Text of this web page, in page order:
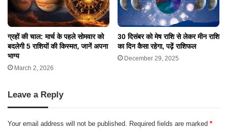
ग्रहों की चाल: मार्च के पहले सोमवार को
बदलेगी 5 राशियों की किस्मत, जानें अपना
भाग्य
March 2, 2026
30 दिसंबर को मेष राशि से लेकर मीन राशि
का दिन कैसा रहेगा, पढ़ें राशिफल
December 29, 2025
Leave a Reply
Your email address will not be published. Required fields are marked *